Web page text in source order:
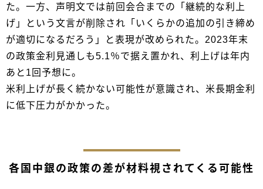
た。一方、声明文では前回会合までの「継続的な利上
げ」という文言が削除され「いくらかの追加の引き締め
が適切になるだろう」と表現が改められた。2023年末
の政策金利見通しも5.1％で据え置かれ、利上げは年内
あと1回予想に。
米利上げが長く続かない可能性が意識され、米長期金利
に低下圧力がかかった。
各国中銀の政策の差が材料視されてくる可能性